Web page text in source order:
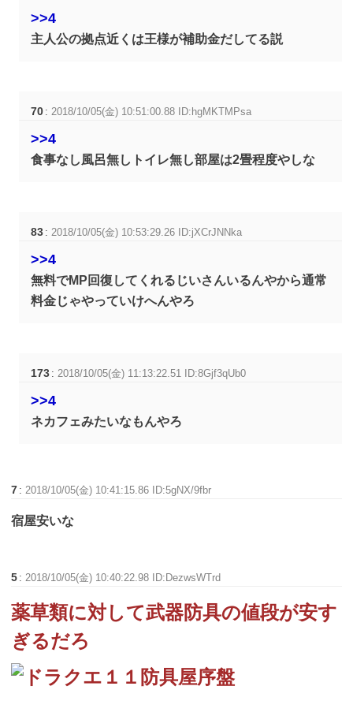
>>4
主人公の拠点近くは王様が補助金だしてる説
70 : 2018/10/05(金) 10:51:00.88 ID:hgMKTMPsa
>>4
食事なし風呂無しトイレ無し部屋は2畳程度やしな
83 : 2018/10/05(金) 10:53:29.26 ID:jXCrJNNka
>>4
無料でMP回復してくれるじいさんいるんやから通常
料金じゃやっていけへんやろ
173 : 2018/10/05(金) 11:13:22.51 ID:8Gjf3qUb0
>>4
ネカフェみたいなもんやろ
7 : 2018/10/05(金) 10:41:15.86 ID:5gNX/9fbr
宿屋安いな
5 : 2018/10/05(金) 10:40:22.98 ID:DezwsWTrd
薬草類に対して武器防具の値段が安す
ぎるだろ